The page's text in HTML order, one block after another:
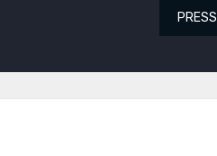
PRESS